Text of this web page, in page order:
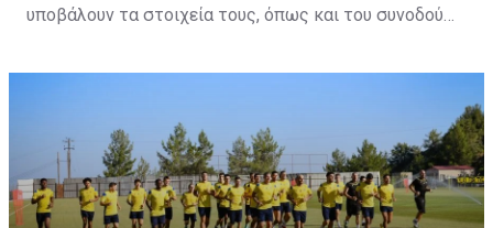
υποβάλουν τα στοιχεία τους, όπως και του συνοδού